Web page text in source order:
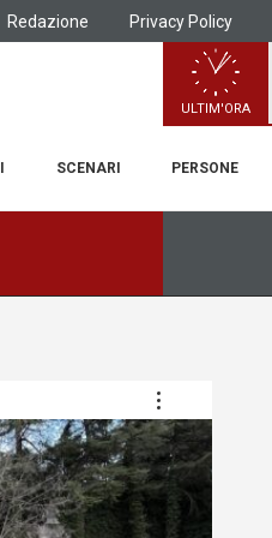
Redazione Privacy Policy
ULTIM'ORA
SCENARI PERSONE